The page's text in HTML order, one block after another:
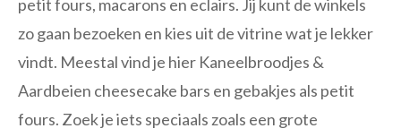
petit fours, macarons en eclairs. Jij kunt de winkels
zo gaan bezoeken en kies uit de vitrine wat je lekker
vindt. Meestal vind je hier Kaneelbroodjes &
Aardbeien cheesecake bars en gebakjes als petit
fours. Zoek je iets speciaals zoals een grote